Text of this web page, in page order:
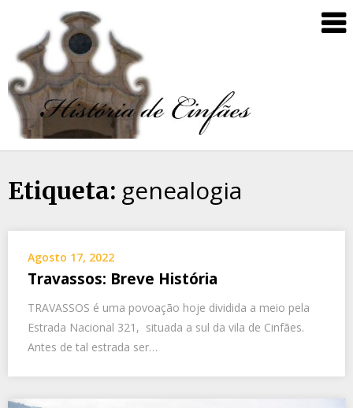
Etiqueta: genealogia
Agosto 17, 2022
Travassos: Breve História
TRAVASSOS é uma povoação hoje dividida a meio pela
Estrada Nacional 321, situada a sul da vila de Cinfães.
Antes de tal estrada ser…